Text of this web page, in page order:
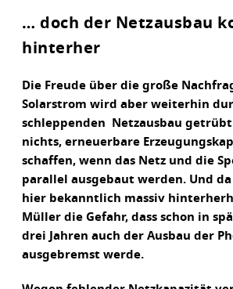
… doch der Netzausbau
hinterher
Die Freude über die große
Solarstrom wird aber weiterhin
schleppenden Netzausbau
nichts, erneuerbare
schaffen, wenn das Netz und die
parallel ausgebaut werden. Und da
hier bekanntlich massiv
Müller die Gefahr, dass schon in
drei Jahren auch der Ausbau der
ausgebremst werde.